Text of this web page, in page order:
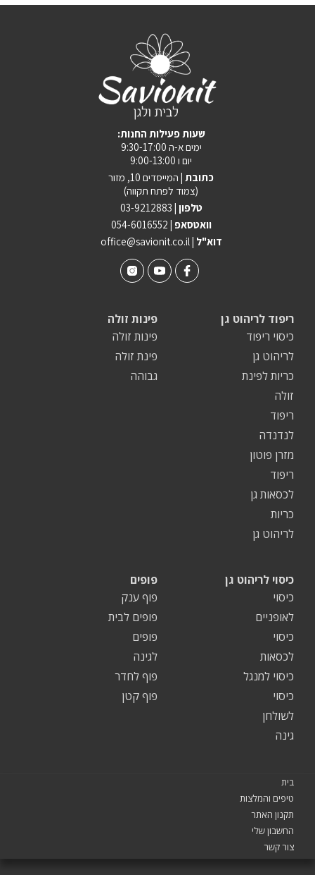
:שעות פעילות החנות
ימים א-ה 9:30-17:00
יום ו 9:00-13:00
כתובת | המייסדים 10, מזור
(צמוד לפתח תקווה)
טלפון | 03-9212883
וואטסאפ | 054-6016552
office@savionit.co.il | דוא"ל
פינות זולה
פינות זולה
פינת זולה
גבוהה
ריפוד לריהוט גן
כיסוי ריפוד
לריהוט גן
כריות לפינת
זולה
ריפוד
לנדנדה
מזרן פוטון
ריפוד
לכסאות גן
כריות
לריהוט גן
פופים
פוף ענק
פופים לבית
פופים
לגינה
פוף לחדר
פוף קטן
כיסוי לריהוט גן
כיסוי
לאופניים
כיסוי
לכסאות
כיסוי למנגל
כיסוי
לשולחן
גינה
בית
טיפים והמלצות
תקנון האתר
החשבון שלי
צור קשר